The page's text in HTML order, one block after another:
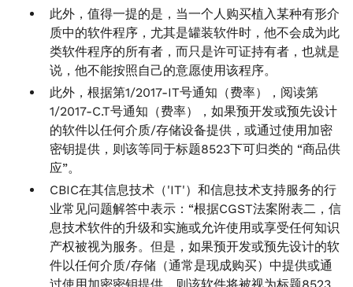
此外，值得一提的是，当一个人购买植入某种有形介
质中的软件程序，尤其是罐装软件时，他不会成为此
类软件程序的所有者，而只是许可证持有者，也就是
说，他不能按照自己的意愿使用该程序。
此外，根据第1/2017-IT号通知（费率），阅读第
1/2017-C.T号通知（费率），如果预开发或预先设计
的软件以任何介质/存储设备提供，或通过使用加密
密钥提供，则该等同于标题8523下可归类的 “商品供
应”。
CBIC在其信息技术（'IT'）和信息技术支持服务的行
业常见问题解答中表示：“根据CGST法案附表二，信
息技术软件的升级和实施或允许使用或享受任何知识
产权被视为服务。但是，如果预开发或预先设计的软
件以任何介质/存储（通常是现成购买）中提供或通